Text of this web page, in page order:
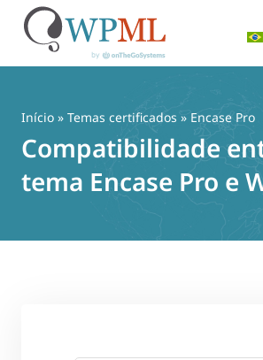
Início » Temas certificados » Encase Pro
Compatibilidade
tema Encase Pro e